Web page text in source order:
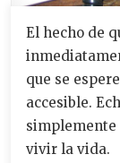
El hecho de
que se
accesible.
simplemente
vivir la vida.